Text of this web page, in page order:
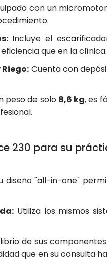
con un
Incluye el
que en la clínica.
Cuenta con
peso de solo 8,6 kg, es
230 para su
diseño "all-in-one"
Utiliza los mismos
de sus
que en su consulta